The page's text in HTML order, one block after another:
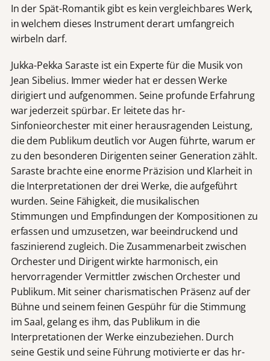
In der Spät-Romantik gibt es kein vergleichbares Werk,
in welchem dieses Instrument derart umfangreich
wirbeln darf.
Jukka-Pekka Saraste ist ein Experte für die Musik von
Jean Sibelius. Immer wieder hat er dessen Werke
dirigiert und aufgenommen. Seine profunde Erfahrung
war jederzeit spürbar. Er leitete das hr-
Sinfonieorchester mit einer herausragenden Leistung,
die dem Publikum deutlich vor Augen führte, warum er
zu den besonderen Dirigenten seiner Generation zählt.
Saraste brachte eine enorme Präzision und Klarheit in
die Interpretationen der drei Werke, die aufgeführt
wurden. Seine Fähigkeit, die musikalischen
Stimmungen und Empfindungen der Kompositionen zu
erfassen und umzusetzen, war beeindruckend und
faszinierend zugleich. Die Zusammenarbeit zwischen
Orchester und Dirigent wirkte harmonisch, ein
hervorragender Vermittler zwischen Orchester und
Publikum. Mit seiner charismatischen Präsenz auf der
Bühne und seinem feinen Gespühr für die Stimmung
im Saal, gelang es ihm, das Publikum in die
Interpretationen der Werke einzubeziehen. Durch
seine Gestik und seine Führung motivierte er das hr-